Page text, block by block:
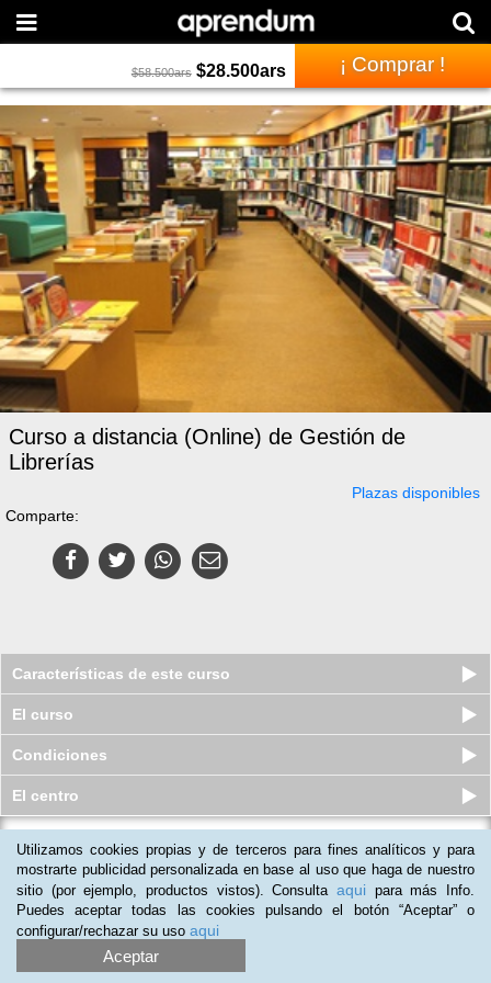
$58.500ars $28.500ars ¡ Comprar !
Curso a distancia (Online) de Gestión de
Librerías
Plazas disponibles
Comparte:
Características de este curso
El curso
Condiciones
El centro
Curso a distancia (Online) de
Museología y Gestión Cultural
Plazas disponibles
$88.500 ars $88.500ars
Utilizamos cookies propias y de terceros para fines analíticos y para
mostrarte publicidad personalizada en base al uso que haga de nuestro
sitio (por ejemplo, productos vistos). Consulta aqui para más Info.
Puedes aceptar todas las cookies pulsando el botón “Aceptar” o
configurar/rechazar su uso aqui
Aceptar